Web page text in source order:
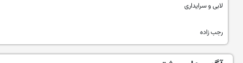
لابی و سرایداری
رجب زاده